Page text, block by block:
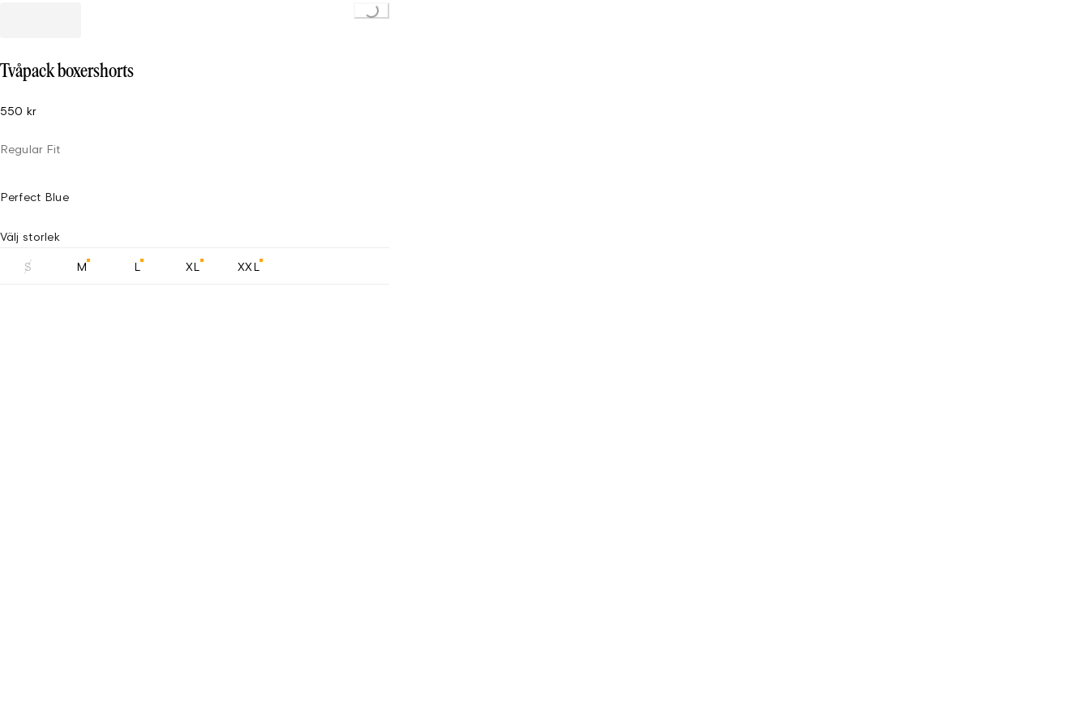
Tvåpack boxershorts
550 kr
Regular Fit
Perfect Blue
Välj storlek
S M L XL XXL